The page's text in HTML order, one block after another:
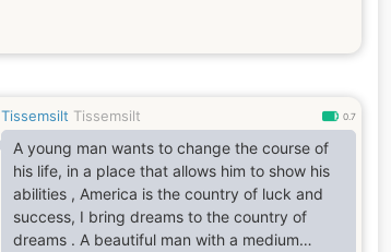
Tissemsilt Tissemsilt 0.7
A young man wants to change the course of
his life, in a place that allows him to show his
abilities , America is the country of luck and
success, I bring dreams to the country of
dreams . A beautiful man with a medium